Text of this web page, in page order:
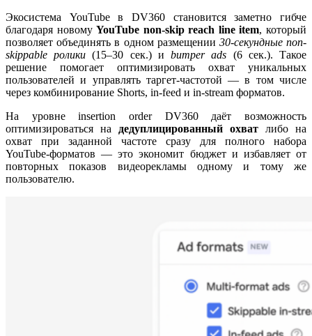
Экосистема YouTube в DV360 становится заметно гибче
благодаря новомуYouTube non-skip reach line item, который
позволяет объединять в одном размещении 30-секундные non-
skippable ролики (15–30 сек.) иbumper ads (6 сек.). Такое
решение помогает оптимизировать охват уникальных
пользователей и управлять таргет-частотой — в том числе
через комбинирование Shorts, in-feed и in-stream форматов.
На уровне insertion order DV360 даёт возможность
оптимизироваться на дедуплицированный охват либо на
охват при заданной частоте сразу для полного набора
YouTube-форматов — это экономит бюджет и избавляет от
повторных показов видеорекламы одному и тому же
пользователю.